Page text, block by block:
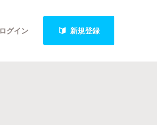
ログイン 新規登録